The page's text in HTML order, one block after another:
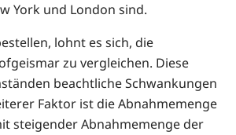
York und London sind.
lohnt es sich, die
zu vergleichen. Diese
beachtliche Schwankungen
Faktor ist die Abnahmemenge
steigender Abnahmemenge der